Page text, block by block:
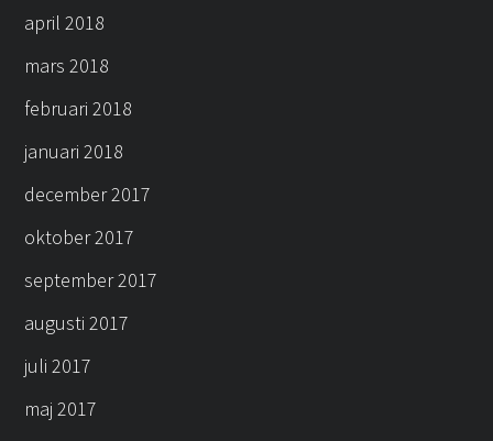
april 2018
mars 2018
februari 2018
januari 2018
december 2017
oktober 2017
september 2017
augusti 2017
juli 2017
maj 2017